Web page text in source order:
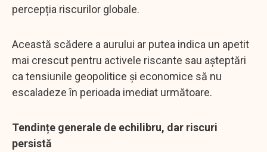
percepția riscurilor globale.
Această scădere a aurului ar putea indica un apetit
mai crescut pentru activele riscante sau așteptări
ca tensiunile geopolitice și economice să nu
escaladeze în perioada imediat următoare.
Tendințe generale de echilibru, dar riscuri
persistă